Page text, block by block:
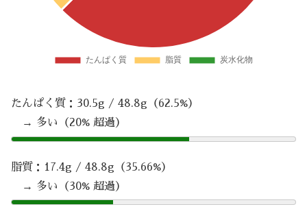
たんぱく質：30.5g / 48.8g（62.5%）
→ 多い（20% 超過）
脂質：17.4g / 48.8g（35.66%）
→ 多い（30% 超過）